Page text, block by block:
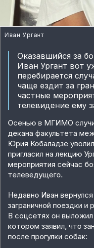
Иван Ургант
Оказавшийся за
Иван Ургант вот
перебирается
чаще ездит за
частные
телевидение ему
Осенью в МГИМО
декана факультета
Юрия Кобаладзе
пригласил на лекцию
мероприятия сейчас
телеведущего.
Недавно Иван
заграничной поездки
В соцсетях он
котором заявил, что
после прогулки собак: